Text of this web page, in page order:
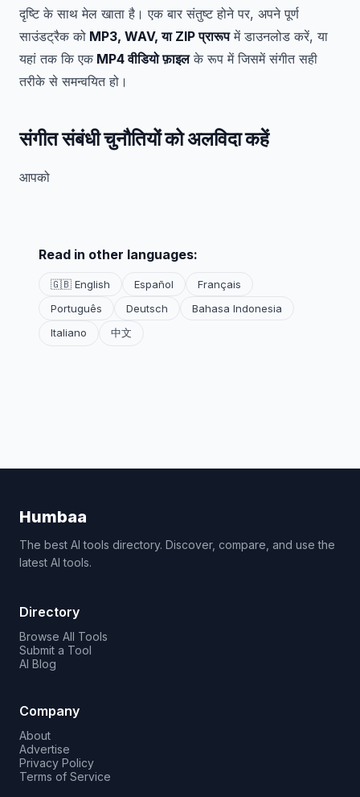
दृष्टि के साथ मेल खाता है। एक बार संतुष्ट होने पर, अपने पूर्ण
साउंडट्रैक को MP3, WAV, या ZIP प्रारूपमें डाउनलोड करें, या
यहां तक कि एक MP4 वीडियो फ़ाइलके रूप में जिसमें संगीत सही
तरीके से समन्वयित हो।
संगीत संबंधी चुनौतियों को अलविदा कहें
आपको
Read in other languages:
🇬🇧 English Español
Français
Português
Deutsch
Bahasa Indonesia
Italiano
中文
Humbaa
The best AI tools directory. Discover, compare, and use the
latest AI tools.
Directory
Browse All Tools
Submit a Tool
AI Blog
Company
About
Advertise
Privacy Policy
Terms of Service